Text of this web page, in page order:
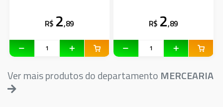
R$ 2,89 R$ 2,89
Ver mais produtos do departamento MERCEARIA